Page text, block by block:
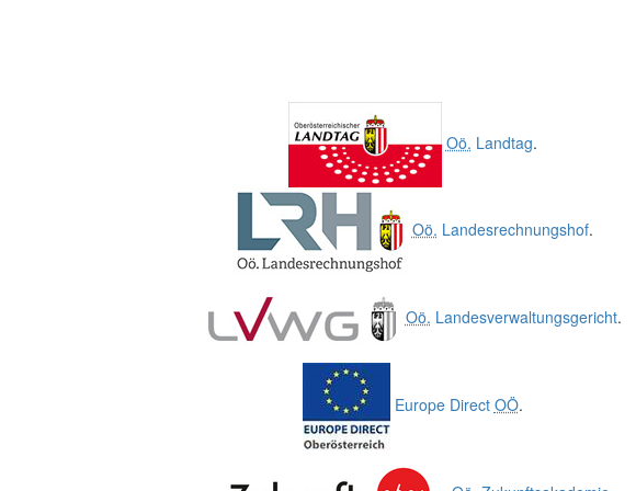
Oö. Landtag.
Oö. Landesrechnungshof.
Oö. Landesverwaltungsgericht.
Europe Direct OÖ.